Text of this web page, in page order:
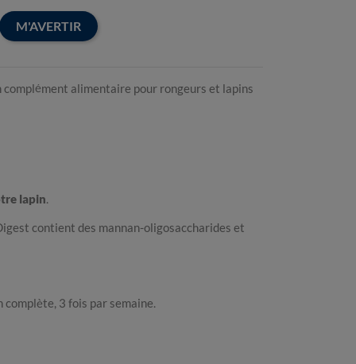
M'AVERTIR
alimentaire pour rongeurs et lapins
lapin.
contient des mannan-oligosaccharides et
3 fois par semaine.